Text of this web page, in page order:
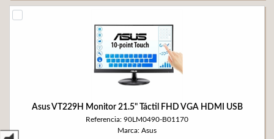
Asus VT229H Monitor 21.5" Táctil FHD VGA HDMI USB
Referencia: 90LM0490-B01170
Marca: Asus